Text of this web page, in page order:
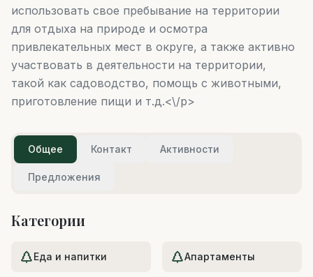
использовать свое пребывание на территории
для отдыха на природе и осмотра
привлекательных мест в округе, а также активно
участвовать в деятельности на территории,
такой как садоводство, помощь с животными,
приготовление пищи и т.д.<\/p>
Общее Контакт Активности
Предложения
Категории
Еда и напитки Апартаменты